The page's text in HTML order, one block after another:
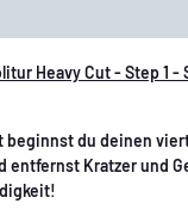
Heavy Cut - Step 1
beginnst du deinen
entfernst Kratzer und